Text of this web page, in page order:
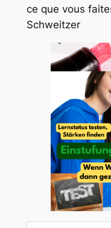
ce que vous
Schweitzer